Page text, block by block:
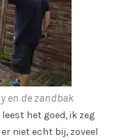
en de zandbak
het goed, ik zeg
er niet echt bij, zoveel